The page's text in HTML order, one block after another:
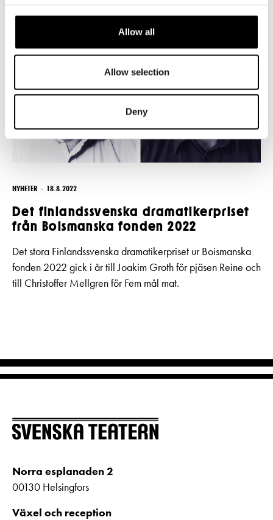
Allow all
Allow selection
Deny
NYHETER 18.8.2022
Det finlandssvenska dramatikerpriset
från Boismanska fonden 2022
Det stora Finlandssvenska dramatikerpriset ur Boismanska
fonden 2022 gick i år till Joakim Groth för pjäsen Reine och
till Christoffer Mellgren för Fem mål mat.
Norra esplanaden 2
00130 Helsingfors
Växel och reception